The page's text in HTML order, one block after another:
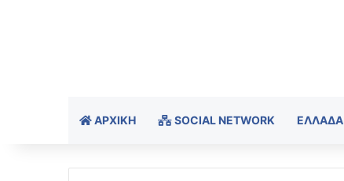
ΑΡΧΙΚΉ SOCIAL NETWORK ΕΛΛΆΔΑ